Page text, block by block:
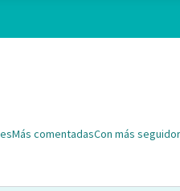
Más comentadasCon más